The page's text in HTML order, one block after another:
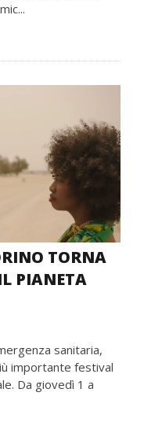
TORNA
PIANETA
sanitaria,
importante festival
Da giovedì 1 a